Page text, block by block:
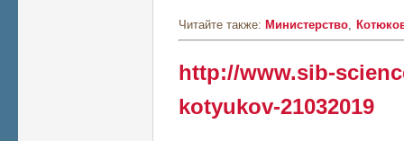
Читайте также: Министерство
http://www.sib-
kotyukov-21032019